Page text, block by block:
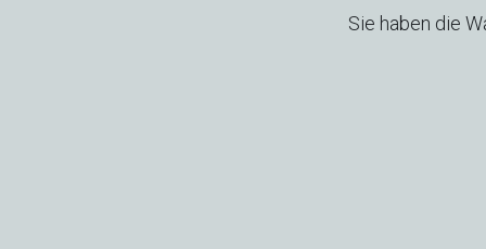
Sie haben die